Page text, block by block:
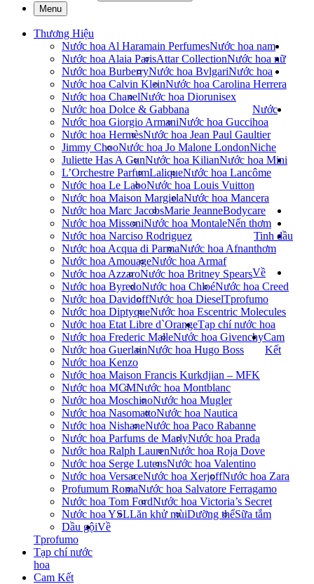
Menu
Thương Hiệu
Nước hoa Al Haramain Perfumes
Nước hoa Alaia ParisAttar Collection
Nước hoa BurberryNước hoa Bvlgari
Nước hoa Calvin KleinNước hoa Carolina Herrera
Nước hoa ChanelNước hoa Dior
Nước hoa Dolce & Gabbana
Nước hoa Giorgio ArmaniNước hoa Gucci
Nước hoa HermèsNước hoa Jean Paul Gaultier
Jimmy ChooNước hoa Jo Malone London
Juliette Has A GunNước hoa Kilian
L’Orchestre ParfumLaliqueNước hoa Lancôme
Nước hoa Le LaboNước hoa Louis Vuitton
Nước hoa Maison MargielaNước hoa Mancera
Nước hoa Marc JacobsMarie Jeanne
Nước hoa MissoniNước hoa Montale
Nước hoa Narciso Rodriguez
Nước hoa Acqua di ParmaNước hoa Afnan
Nước hoa AmouageNước hoa Armaf
Nước hoa AzzaroNước hoa Britney Spears
Nước hoa ByredoNước hoa ChloéNước hoa Creed
Nước hoa DavidoffNước hoa Diesel
Nước hoa DiptyqueNước hoa Escentric Molecules
Nước hoa Etat Libre d`Orange
Nước hoa Frederic MalleNước hoa Givenchy
Nước hoa GuerlainNước hoa Hugo Boss
Nước hoa Kenzo
Nước hoa Maison Francis Kurkdjian – MFK
Nước hoa MCMNước hoa Montblanc
Nước hoa MoschinoNước hoa Mugler
Nước hoa NasomattoNước hoa Nautica
Nước hoa NishaneNước hoa Paco Rabanne
Nước hoa Parfums de MarlyNước hoa Prada
Nước hoa Ralph LaurenNước hoa Roja Dove
Nước hoa Serge LutensNước hoa Valentino
Nước hoa VersaceNước hoa XerjoffNước hoa Zara
Profumum RomaNước hoa Salvatore Ferragamo
Nước hoa Tom FordNước hoa Victoria’s Secret
Nước hoa YSL
Nước hoa nam
Nước hoa nữ
Nước hoa
unisex
Nước
hoa
Niche
Nước hoa Mini
Bodycare
Lăn khử mùiDưỡng thểSữa tắm
Dầu gội
Nến thơm
Tinh dầu
thơm
Về
Tprofumo
Tạp chí nước hoa
Cam
Kết
Về
Tprofumo
Tạp chí nước
hoa
Cam Kết